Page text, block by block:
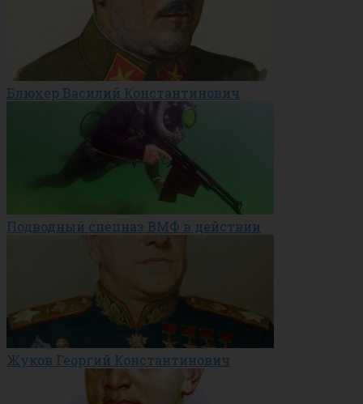
Блюхер Василий Константинович
Подводный спецназ ВМФ в действии
Жуков Георгий Константинович